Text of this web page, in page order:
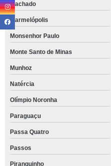
Machado
Marmelópolis
Monsenhor Paulo
Monte Santo de Minas
Munhoz
Natércia
Olímpio Noronha
Paraguaçu
Passa Quatro
Passos
Piranguinho